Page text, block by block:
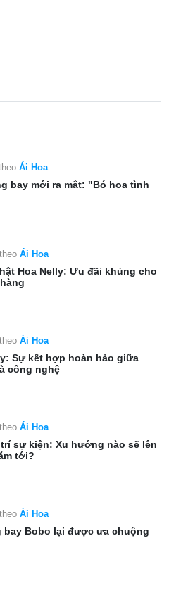
Ái Hoa
bay mới ra mắt: "Bó hoa tình
theo Ái Hoa
Hoa Nelly: Ưu đãi khủng cho
theo Ái Hoa
Sự kết hợp hoàn hảo giữa
công nghệ
theo Ái Hoa
sự kiện: Xu hướng nào sẽ lên
tới?
theo Ái Hoa
bay Bobo lại được ưa chuộng